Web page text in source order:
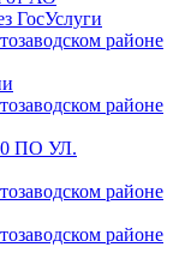
ГосУслуги
районе
районе
ПО УЛ.
районе
районе